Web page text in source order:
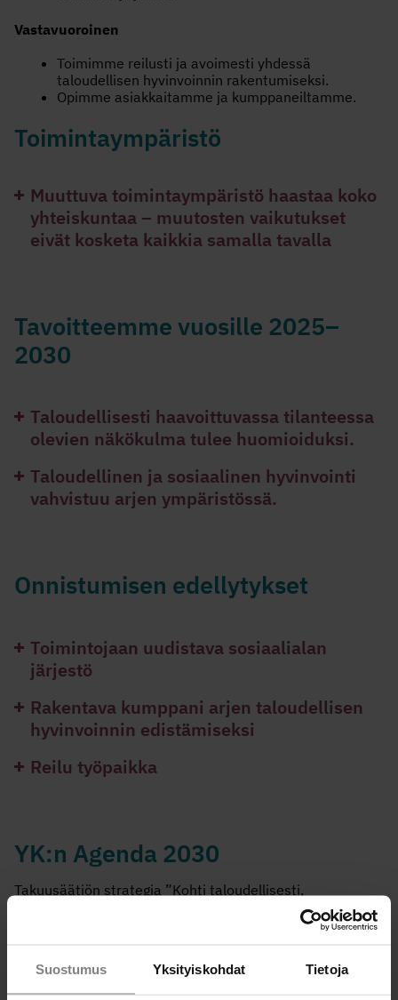
Suostumus Yksityiskohdat Tietoja
Vastavuoroinen
Toimimme reilusti ja avoimesti yhdessä
taloudellisen hyvinvoinnin rakentumiseksi.
Opimme asiakkaitamme ja kumppaneiltamme.
Toimintaympäristö
Muuttuva toimintaympäristö haastaa koko
yhteiskuntaa – muutosten vaikutukset
eivät kosketa kaikkia samalla tavalla
Tavoitteemme vuosille 2025–
2030
Taloudellisesti haavoittuvassa tilanteessa
olevien näkökulma tulee huomioiduksi.
Taloudellinen ja sosiaalinen hyvinvointi
vahvistuu arjen ympäristössä.
Onnistumisen edellytykset
Toimintojaan uudistava sosiaalialan
järjestö
Rakentava kumppani arjen taloudellisen
hyvinvoinnin edistämiseksi
Reilu työpaikka
YK:n Agenda 2030
Takuusäätiön strategia ”Kohti taloudellisesti,
sosiaalisesti ja ekologisesti oikeudenmukaista
yhteiskuntaa” edistää omalta osaltaan YK:n Agenda
Takuusäätiön työn kannalta merkittävimmät tavoitteet